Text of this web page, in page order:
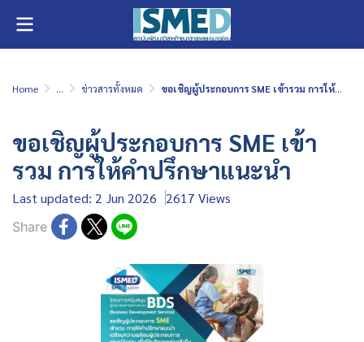
Home ... ข่าวสารทั้งหมด ขอเชิญผู้ประกอบการ SME เข้ารวม การให้คำปรึกษาแนะนำ
ขอเชิญผู้ประกอบการ SME เข้า
รวม การให้คำปรึกษาแนะนำ
Last updated: 2 Jun 2026 2617 Views
Share